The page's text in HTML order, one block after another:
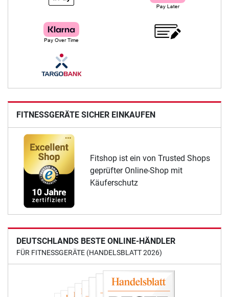
FITNESSGERÄTE SICHER EINKAUFEN
Fitshop ist ein von Trusted Shops
geprüfter Online-Shop mit
Käuferschutz
DEUTSCHLANDS BESTE ONLINE-HÄNDLER
FÜR FITNESSGERÄTE (HANDELSBLATT 2026)